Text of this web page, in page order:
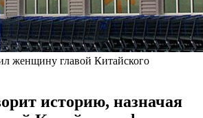
женщину главой Китайского
историю, назначая